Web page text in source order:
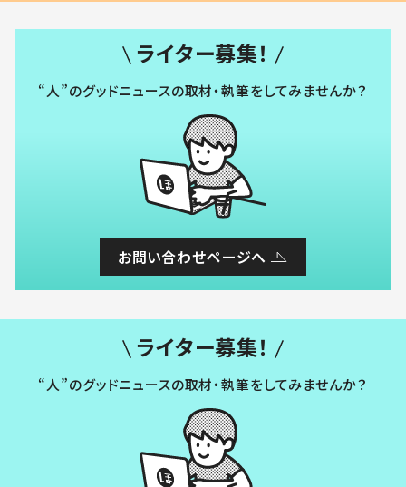
ライター募集！
“人”のグッドニュースの取材・執筆をしてみませんか？
お問い合わせページへ
ライター募集！
“人”のグッドニュースの取材・執筆をしてみませんか？